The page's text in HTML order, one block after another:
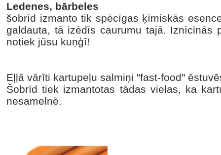
Ledenes, bārbeles
šobrīd izmanto tik spēcīgas ķīmiskās
galdauta, tā izēdīs caurumu tajā. Iznīcinās
notiek jūsu kuņģī!
Eļļā vārīti kartupeļu salmiņi "fast-food"
Šobrīd tiek izmantotas tādas vielas, ka
nesamelnē.